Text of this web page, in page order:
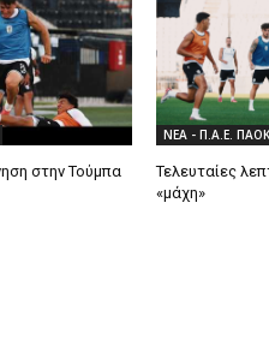
στην Τούμπα
ΝΕΑ - Π.Α.Ε. ΠΑΟΚ
Τελευταίες
«μάχη»